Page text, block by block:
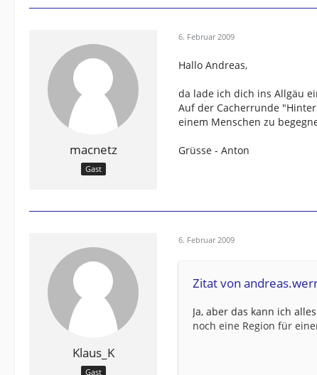
macnetz
Gast
6. Februar 2009
Hallo Andreas,
da lade ich dich ins Allgäu
Auf der Cacherrunde
einem Menschen zu
Grüsse - Anton
Klaus_K
Gast
6. Februar 2009
Zitat von
Ja, aber das kann ich
noch eine Region für